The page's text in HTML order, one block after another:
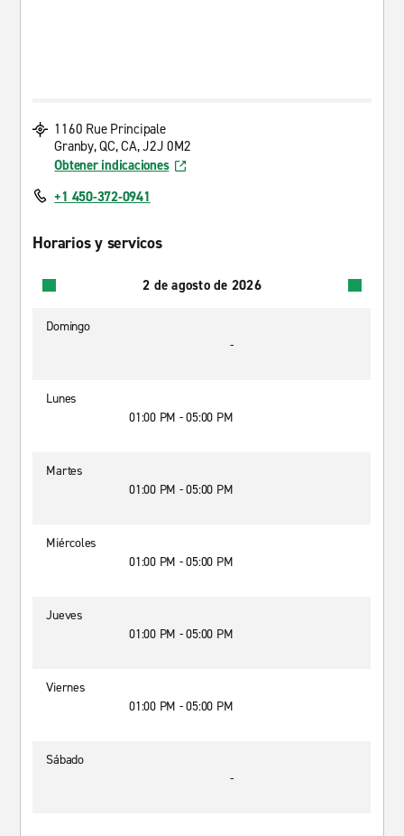
1160 Rue Principale
Granby, QC, CA, J2J 0M2
Obtener indicaciones
+1 450-372-0941
Horarios y servicos
2 de agosto de 2026
Domingo
-
Lunes
01:00 PM - 05:00 PM
Martes
01:00 PM - 05:00 PM
Miércoles
01:00 PM - 05:00 PM
Jueves
01:00 PM - 05:00 PM
Viernes
01:00 PM - 05:00 PM
Sábado
-